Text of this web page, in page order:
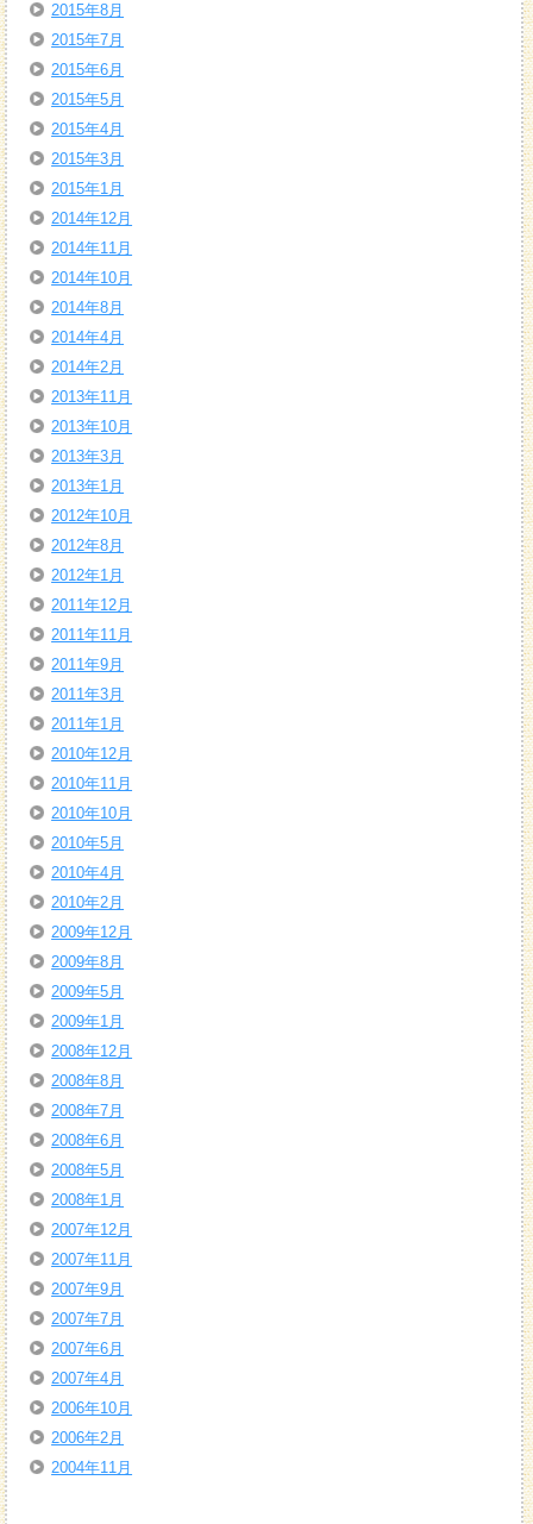
2015年8月
2015年7月
2015年6月
2015年5月
2015年4月
2015年3月
2015年1月
2014年12月
2014年11月
2014年10月
2014年8月
2014年4月
2014年2月
2013年11月
2013年10月
2013年3月
2013年1月
2012年10月
2012年8月
2012年1月
2011年12月
2011年11月
2011年9月
2011年3月
2011年1月
2010年12月
2010年11月
2010年10月
2010年5月
2010年4月
2010年2月
2009年12月
2009年8月
2009年5月
2009年1月
2008年12月
2008年8月
2008年7月
2008年6月
2008年5月
2008年1月
2007年12月
2007年11月
2007年9月
2007年7月
2007年6月
2007年4月
2006年10月
2006年2月
2004年11月